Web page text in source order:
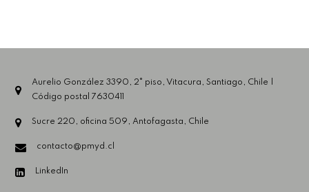
Aurelio González 3390, 2° piso, Vitacura, Santiago, Chile |
Código postal 7630411
Sucre 220, oficina 509, Antofagasta, Chile
contacto@pmyd.cl
LinkedIn